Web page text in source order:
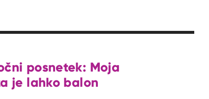
posnetek: Moja
je lahko balon